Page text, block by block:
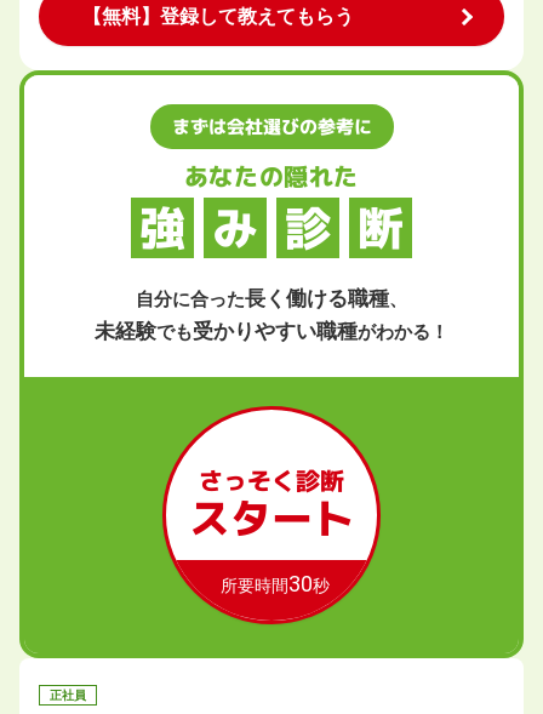
【無料】登録して教えてもらう
まずは会社選びの参考に
あなたの隠れた
強 み 診 断
自分に合った長く働ける職種、
未経験でも受かりやすい職種がわかる！
さっそく診断
スタート
所要時間30秒
正社員